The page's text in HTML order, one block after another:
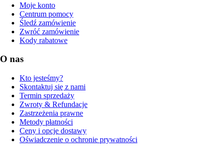
Moje konto
Centrum pomocy
Śledź zamówienie
Zwróć zamówienie
Kody rabatowe
O nas
Kto jesteśmy?
Skontaktuj się z nami
Termin sprzedaży
Zwroty & Refundacje
Zastrzeżenia prawne
Metody płatności
Ceny i opcje dostawy
Oświadczenie o ochronie prywatności